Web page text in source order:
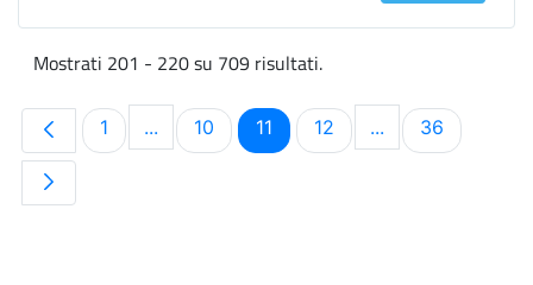
Mostrati 201 - 220 su 709 risultati.
Pagina
1 ...Pagine intermedie Use TAB to navigate.
Pagina
10 Pagina
11 Pagina
12 ...PaginePagina
36